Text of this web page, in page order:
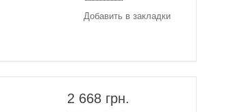
Добавить в закладки
2 668 грн.